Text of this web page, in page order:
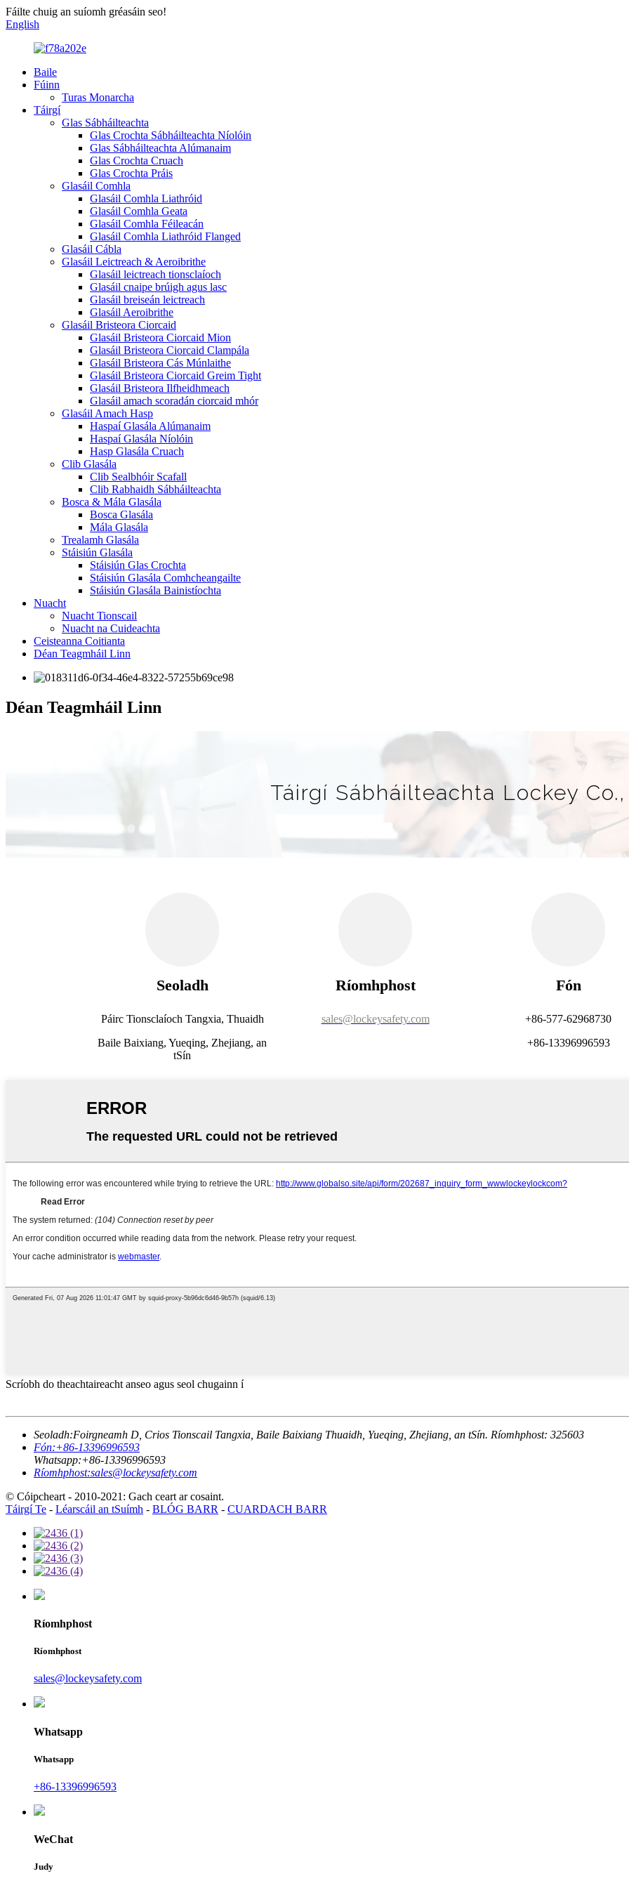
Fáilte chuig an suíomh gréasáin seo!
English
Baile
Fúinn
Turas Monarcha
Táirgí
Glas Sábháilteachta
Glas Crochta Sábháilteachta Níolóin
Glas Sábháilteachta Alúmanaim
Glas Crochta Cruach
Glas Crochta Práis
Glasáil Comhla
Glasáil Comhla Liathróid
Glasáil Comhla Geata
Glasáil Comhla Féileacán
Glasáil Comhla Liathróid Flanged
Glasáil Cábla
Glasáil Leictreach & Aeroibrithe
Glasáil leictreach tionsclaíoch
Glasáil cnaipe brúigh agus lasc
Glasáil breiseán leictreach
Glasáil Aeroibrithe
Glasáil Bristeora Ciorcaid
Glasáil Bristeora Ciorcaid Mion
Glasáil Bristeora Ciorcaid Clampála
Glasáil Bristeora Cás Múnlaithe
Glasáil Bristeora Ciorcaid Greim Tight
Glasáil Bristeora Ilfheidhmeach
Glasáil amach scoradán ciorcaid mhór
Glasáil Amach Hasp
Haspaí Glasála Alúmanaim
Haspaí Glasála Níolóin
Hasp Glasála Cruach
Clib Glasála
Clib Sealbhóir Scafall
Clib Rabhaidh Sábháilteachta
Bosca & Mála Glasála
Bosca Glasála
Mála Glasála
Trealamh Glasála
Stáisiún Glasála
Stáisiún Glas Crochta
Stáisiún Glasála Comhcheangailte
Stáisiún Glasála Bainistíochta
Nuacht
Nuacht Tionscail
Nuacht na Cuideachta
Ceisteanna Coitianta
Déan Teagmháil Linn
Déan Teagmháil Linn
Táirgí Sábháilteachta Lockey
Seoladh
Páirc Tionsclaíoch Tangxia, Thuaidh
Baile Baixiang, Yueqing, Zhejiang, an
tSín
Ríomhphost
sales@lockeysafety.com
Fón
+86-577-62968730
+86-13396996593
Scríobh do theachtaireacht anseo agus seol chugainn í
Seoladh:Foirgneamh D, Crios Tionscail Tangxia, Baile Baixiang Thuaidh, Yueqing, Zhejiang, an tSín. Ríomhphost: 325603
Fón:+86-13396996593
Whatsapp:+86-13396996593
Ríomhphost:sales@lockeysafety.com
© Cóipcheart - 2010-2021: Gach ceart ar cosaint.
Táirgí Te - Léarscáil an tSuímh - BLÓG BARR - CUARDACH BARR
Ríomhphost
Ríomhphost
sales@lockeysafety.com
Whatsapp
Whatsapp
+86-13396996593
WeChat
Judy